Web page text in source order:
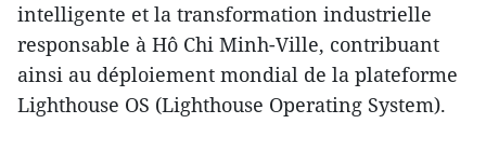
intelligente et la transformation industrielle
responsable à Hô Chi Minh-Ville, contribuant
ainsi au déploiement mondial de la plateforme
Lighthouse OS (Lighthouse Operating System).